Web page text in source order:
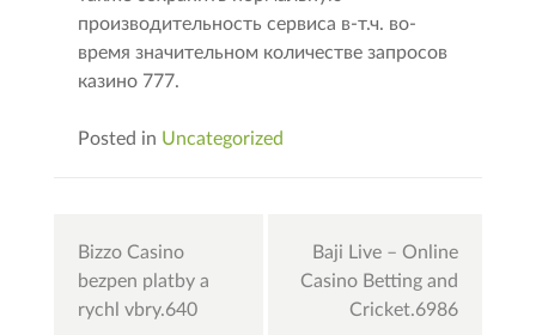
производительность сервиса в-т.ч. во-
время значительном количестве запросов
казино 777.
Posted in Uncategorized
navigation
Bizzo Casino
bezpen platby a
rychl vbry.640
Baji Live – Online
Casino Betting and
Cricket.6986